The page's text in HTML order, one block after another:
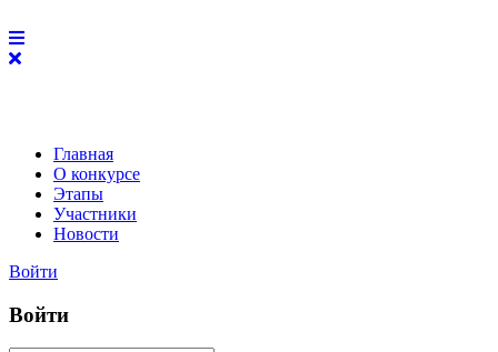
Главная
О конкурсе
Этапы
Участники
Новости
Войти
Войти